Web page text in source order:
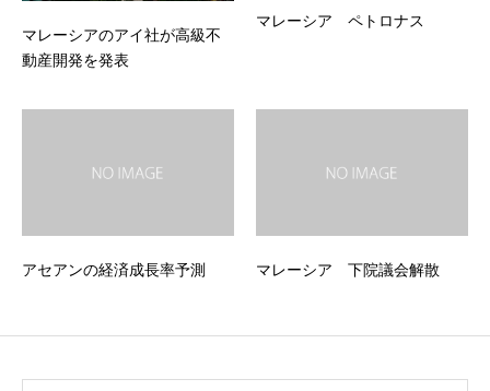
マレーシアのアイ社が高級不
動産開発を発表
マレーシア ペトロナス
アセアンの経済成長率予測 マレーシア 下院議会解散